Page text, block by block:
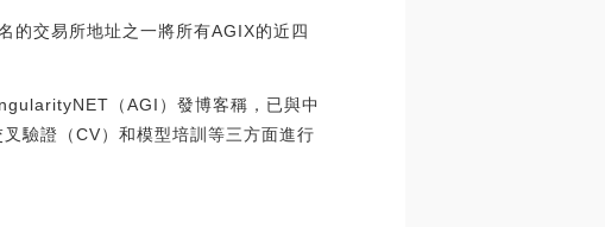
的交易所地址之一將所有AGIX的近四
（AGI）發博客稱，已與中
驗證（CV）和模型培訓等三方面進行